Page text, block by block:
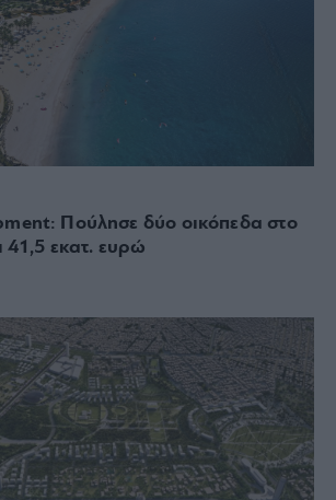
Πούλησε δύο οικόπεδα στο
41,5 εκατ. ευρώ